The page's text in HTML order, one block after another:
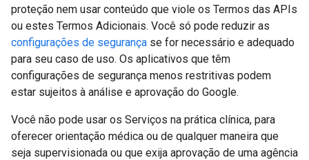
proteção nem usar conteúdo que viole os Termos das APIs
ou estes Termos Adicionais. Você só pode reduzir as
configurações de segurança se for necessário e adequado
para seu caso de uso. Os aplicativos que têm
configurações de segurança menos restritivas podem
estar sujeitos à análise e aprovação do Google.
Você não pode usar os Serviços na prática clínica, para
oferecer orientação médica ou de qualquer maneira que
seja supervisionada ou que exija aprovação de uma agência